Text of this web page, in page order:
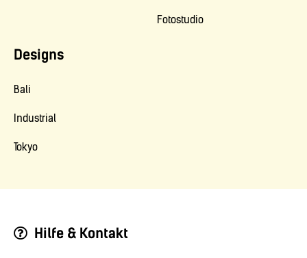
Designs
Bali
Industrial
Tokyo
Fotostudio
Hilfe & Kontakt